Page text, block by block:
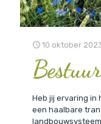
10 oktober
Heb jij ervaring in
een haalbare